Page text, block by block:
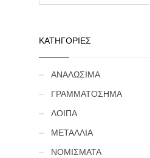
ΚΑΤΗΓΟΡΙΕΣ
ΑΝΑΛΩΣΙΜΑ
ΓΡΑΜΜΑΤΟΣΗΜΑ
ΛΟΙΠΑ
ΜΕΤΑΛΛΙΑ
ΝΟΜΙΣΜΑΤΑ